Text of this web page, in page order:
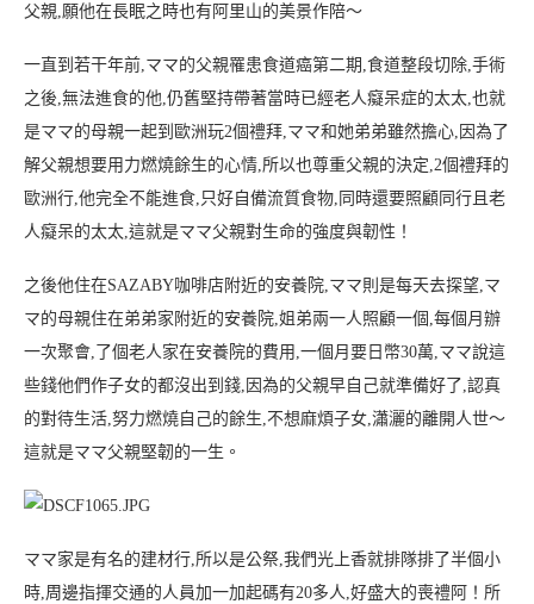
父親,願他在長眠之時也有阿里山的美景作陪～
一直到若干年前,ママ的父親罹患食道癌第二期,食道整段切除,手術
之後,無法進食的他,仍舊堅持帶著當時已經老人癡呆症的太太,也就
是ママ的母親一起到歐洲玩2個禮拜,ママ和她弟弟雖然擔心,因為了
解父親想要用力燃燒餘生的心情,所以也尊重父親的決定,2個禮拜的
歐洲行,他完全不能進食,只好自備流質食物,同時還要照顧同行且老
人癡呆的太太,這就是ママ父親對生命的強度與韌性！
之後他住在SAZABY咖啡店附近的安養院,ママ則是每天去探望,マ
マ的母親住在弟弟家附近的安養院,姐弟兩一人照顧一個,每個月辦
一次聚會,了個老人家在安養院的費用,一個月要日幣30萬,ママ說這
些錢他們作子女的都沒出到錢,因為的父親早自己就準備好了,認真
的對待生活,努力燃燒自己的餘生,不想麻煩子女,瀟灑的離開人世～
這就是ママ父親堅韌的一生。
ママ家是有名的建材行,所以是公祭,我們光上香就排隊排了半個小
時,周邊指揮交通的人員加一加起碼有20多人,好盛大的喪禮阿！所